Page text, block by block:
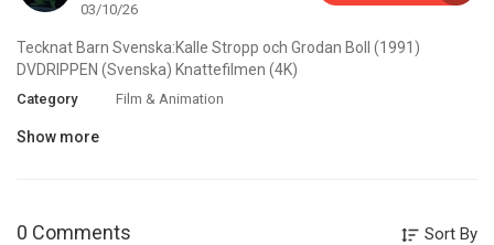
03/10/26
⁣Tecknat Barn Svenska:Kalle Stropp och Grodan Boll (1991)
DVDRIPPEN (Svenska) Knattefilmen (4K)
Category Film & Animation
Show more
0 Comments Sort By